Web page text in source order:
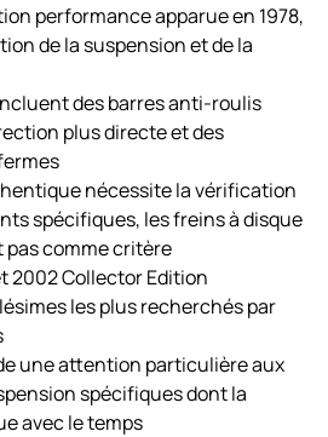
performance apparue en 1978,
de la suspension et de la
des barres anti-roulis
plus directe et des
nécessite la vérification
spécifiques, les freins à disque
comme critère
2002 Collector Edition
les plus recherchés par
une attention particulière aux
spécifiques dont la
avec le temps